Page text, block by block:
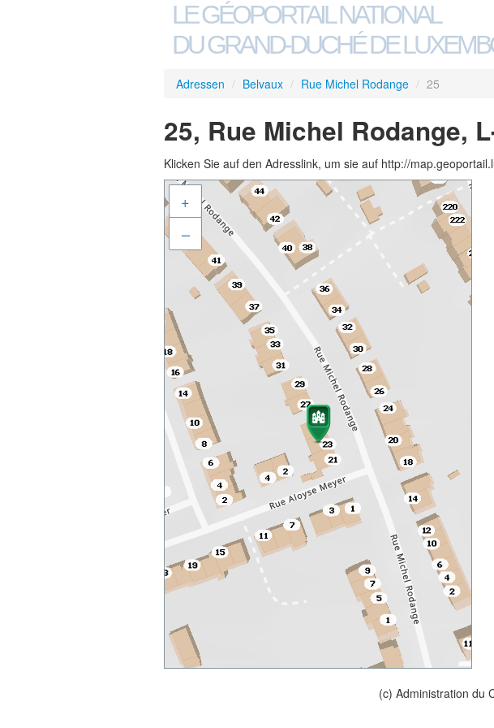
LE GÉOPORTAIL NATIONAL
DU GRAND-DUCHÉ DE
Adressen / Belvaux / Rue Michel Rodange / 25
25, Rue Michel Rodange,
Klicken Sie auf den Adresslink, um sie auf http://
+
–
(c) Administration du